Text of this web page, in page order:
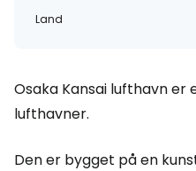
Land
Osaka Kansai lufthavn er
lufthavner.
Den er bygget på en